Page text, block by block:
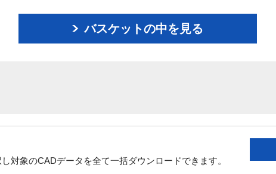
バスケットの中を見る
対象のCADデータを全て一括ダウンロードできます。